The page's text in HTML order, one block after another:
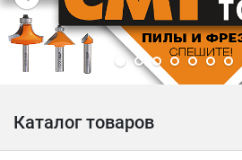
Каталог товаров